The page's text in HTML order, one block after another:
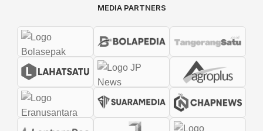
MEDIA PARTNERS